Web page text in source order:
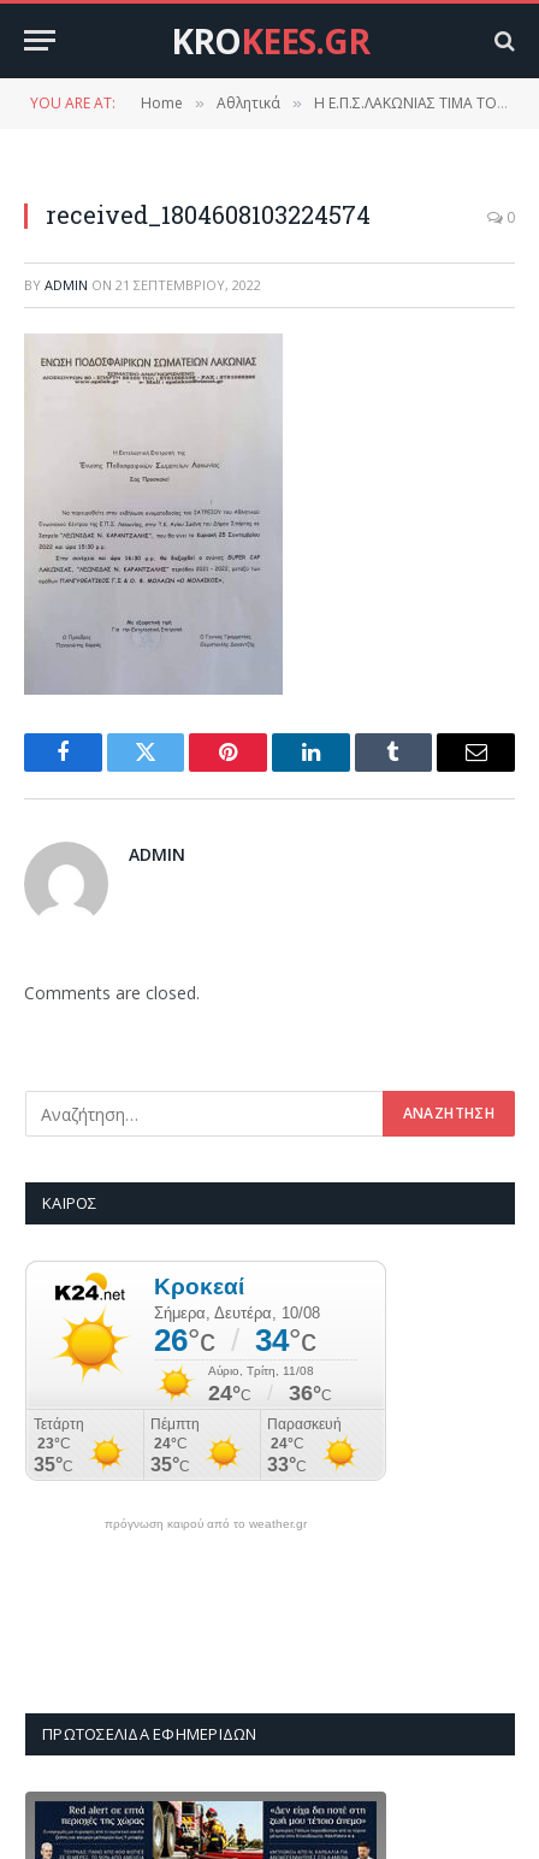
KROKEES.GR
YOU ARE AT: Home » Αθλητικά » Η Ε.Π.Σ.ΛΑΚΩΝΙΑΣ ΤΙΜΑ ΤΟΝ ΛΕΩΝΙΔΑ Ν. ΚΑΡΑΝΤΖΑΛΗ !
received_1804608103224574 0
BY ADMIN ON 21 ΣΕΠΤΕΜΒΡΊΟΥ, 2022
FacebookTwitter Pinterest LinkedInTumblr Email
ADMIN
Comments are closed.
ΚΑΙΡΌΣ
πρόγνωση καιρού από το weather.gr
ΠΡΩΤΟΣΈΛΙΔΑ ΕΦΗΜΕΡΊΔΩΝ